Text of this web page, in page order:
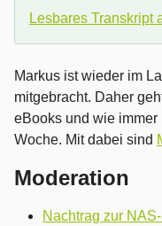
Lesbares Transkript
Markus ist wieder im
mitgebracht. Daher
eBooks und wie
Woche. Mit dabei sind
Moderation
Nachtrag zur